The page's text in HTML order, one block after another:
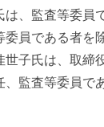
、監査等委員
委員である者を
世子氏は、取締
、監査等委員で